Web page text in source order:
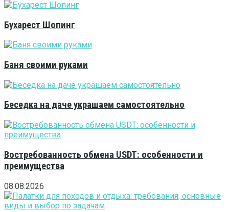
Бухарест Шопинг
Баня своими руками
Беседка на даче украшаем самостоятельно
Востребованность обмена USDT: особенности и
преимущества
08.08.2026